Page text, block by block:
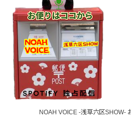
NOAH VOICE -浅草六区SHOW-